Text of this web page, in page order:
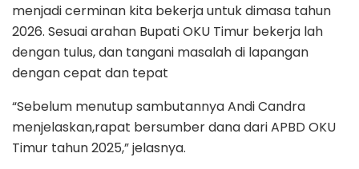
menjadi cerminan kita bekerja untuk dimasa tahun
2026. Sesuai arahan Bupati OKU Timur bekerja lah
dengan tulus, dan tangani masalah di lapangan
dengan cepat dan tepat
“Sebelum menutup sambutannya Andi Candra
menjelaskan,rapat bersumber dana dari APBD OKU
Timur tahun 2025,” jelasnya.